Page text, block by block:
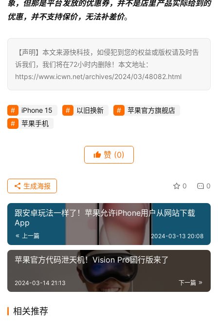
漫
乐
汽
车
游
戏
象，但那是平台发放的优惠券，并不是店里产品实际给到的
优惠，并不支持保价，无法补差价。
【声明】本文来源快科技，如侵犯到您的权益或版权请及时告
诉我们，我们将在72小时内删除！本文地址：
https://www.icwn.net/archives/2024/03/48082.html
iPhone 15 以旧换新
苹果官方旗舰店
苹果手机
赞 (0)
0 0
生成海报
跟安卓玩法一样了！苹果允许iPhone用户从网站下载
App
上一篇 2024-03-13 20:08
苹果官方代码泄天机！Vision Pro国行版来了
下一篇
2024-03-14 21:13
相关推荐